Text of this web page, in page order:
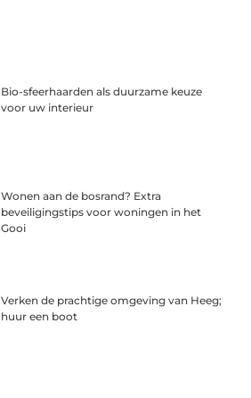
Bio-sfeerhaarden als duurzame keuze
voor uw interieur
Wonen aan de bosrand? Extra
beveiligingstips voor woningen in het
Gooi
Verken de prachtige omgeving van Heeg;
huur een boot